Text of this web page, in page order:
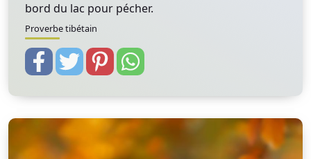
bord du lac pour pécher.
Proverbe tibétain